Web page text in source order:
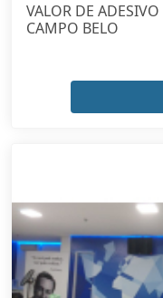
VALOR DE
CAMPO BELO